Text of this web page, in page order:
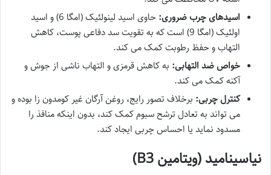
اسیدهای چرب ضروری:
حاوی اسید لینولئیک (امگا 6) و اسید
اولئیک (امگا 9) است که به تقویت سد دفاعی پوست، کاهش
التهاب و حفظ رطوبت کمک می کند.
خواص ضد التهابی: به کاهش قرمزی و التهاب ناشی از جوش و
آکنه کمک می کند.
کنترل چربی: برخلاف تصور رایج، روغن آرگان غیر کومدون زا بوده و
می تواند به تعادل ترشح سبوم کمک کند، بدون اینکه منافذ را
مسدود نماید یا احساس چربی ایجاد کند.
نیاسینامید (ویتامین B3)